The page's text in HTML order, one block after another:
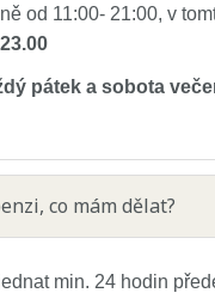
od 11:00- 21:00, v
pátek a sobota
co mám dělat?
min. 24 hodin